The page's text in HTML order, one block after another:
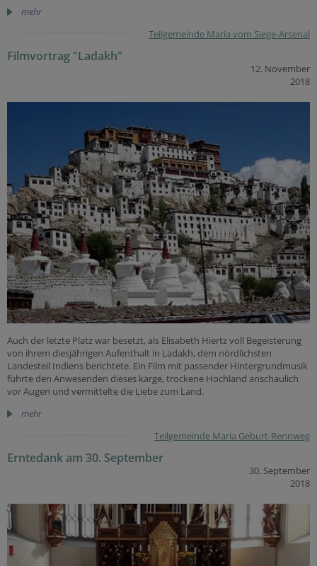
mehr
Teilgemeinde Maria vom Siege-Arsenal
Filmvortrag "Ladakh"
12. November
2018
Auch der letzte Platz war besetzt, als Elisabeth Hiertz voll Begeisterung
von ihrem diesjährigen Aufenthalt in Ladakh, dem nördlichsten
Landesteil Indiens berichtete. Ein Film mit passender Hintergrundmusik
führte den Anwesenden dieses karge, trockene Hochland anschaulich
vor Augen und vermittelte die Liebe zum Land.
mehr
Teilgemeinde Maria Geburt-Rennweg
Erntedank am 30. September
30. September
2018